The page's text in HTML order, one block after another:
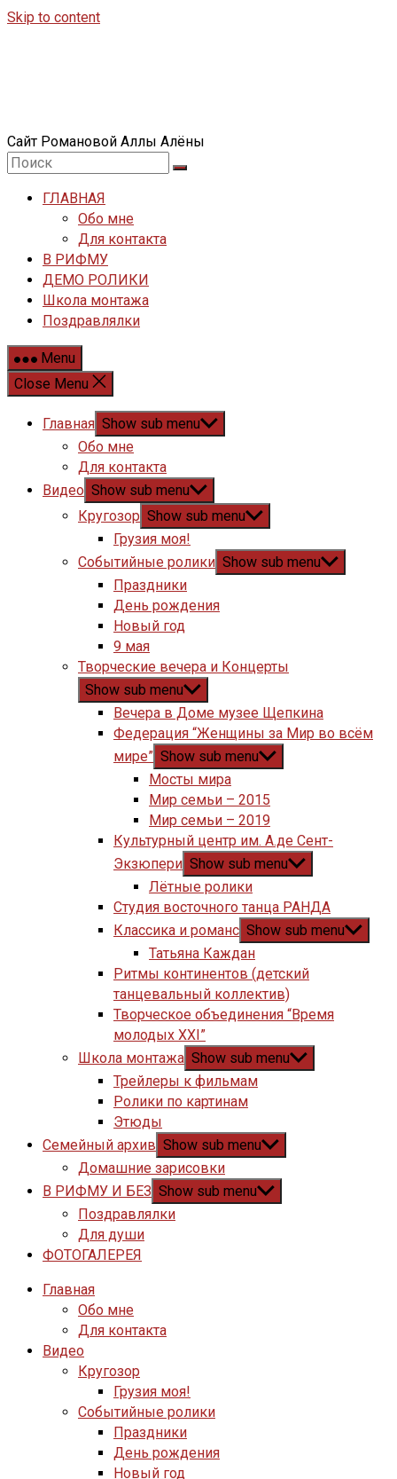
Skip to content
Сайт Романовой Аллы Алёны
ГЛАВНАЯ
Обо мне
Для контакта
В РИФМУ
ДЕМО РОЛИКИ
Школа монтажа
Поздравлялки
Menu
Close Menu
Главная Show sub menu
Обо мне
Для контакта
Видео Show sub menu
Кругозор Show sub menu
Грузия моя!
Событийные ролики Show sub menu
Праздники
День рождения
Новый год
9 мая
Творческие вечера и Концерты
Show sub menu
Вечера в Доме музее Щепкина
Федерация “Женщины за Мир во всём
мире” Show sub menu
Мосты мира
Мир семьи – 2015
Мир семьи – 2019
Культурный центр им. А.де Сент-
Экзюпери Show sub menu
Лётные ролики
Студия восточного танца РАНДА
Классика и романс Show sub menu
Татьяна Каждан
Ритмы континентов (детский
танцевальный коллектив)
Творческое объединения “Время
молодых XXI”
Школа монтажа Show sub menu
Трейлеры к фильмам
Ролики по картинам
Этюды
Семейный архив Show sub menu
Домашние зарисовки
В РИФМУ И БЕЗ Show sub menu
Поздравлялки
Для души
ФОТОГАЛЕРЕЯ
Главная
Обо мне
Для контакта
Видео
Кругозор
Грузия моя!
Событийные ролики
Праздники
День рождения
Новый год